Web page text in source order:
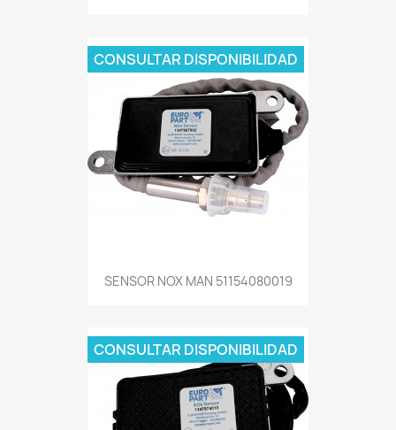
SENSOR NOX MAN 51154080019
CONSULTAR DISPONIBILIDAD
CONSULTAR DISPONIBILIDAD